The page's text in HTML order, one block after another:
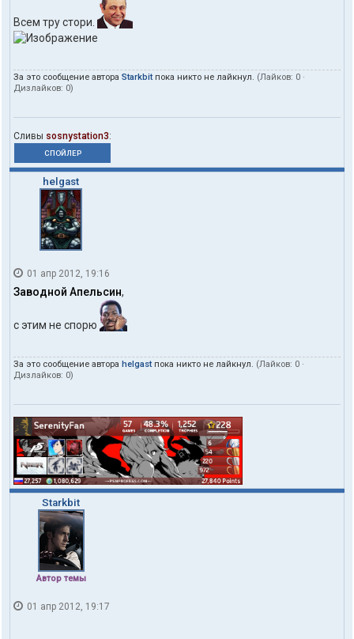
Всем тру стори.
За это сообщение автора Starkbitпока никто не лайкнул. (Лайков: 0 ·
Дизлайков: 0)
Сливы sosnystation3:
СПОЙЛЕР
helgast
01 апр 2012, 19:16
Заводной Апельсин,
с этим не спорю
За это сообщение автора helgastпока никто не лайкнул. (Лайков: 0 ·
Дизлайков: 0)
Starkbit
Автор темы
01 апр 2012, 19:17